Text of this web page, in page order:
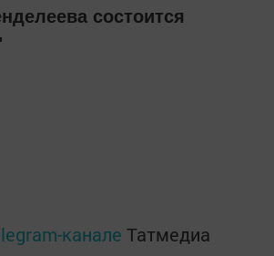
состоится
канале Татмедиа